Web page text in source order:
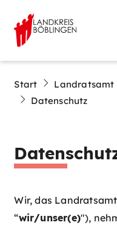
Start Landratsamt
Datenschutz
Wir, das
“wir/unser(e)"),